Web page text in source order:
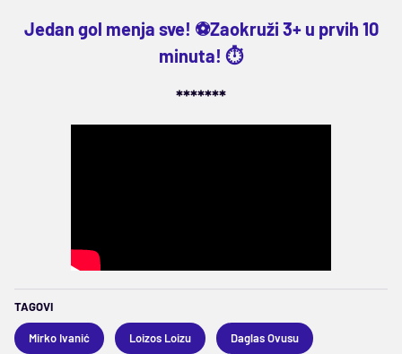
Jedan gol menja sve! ⚽Zaokruži 3+ u prvih 10
minuta! ⏱️
*******
TAGOVI
Mirko Ivanić Loizos Loizu Daglas Ovusu